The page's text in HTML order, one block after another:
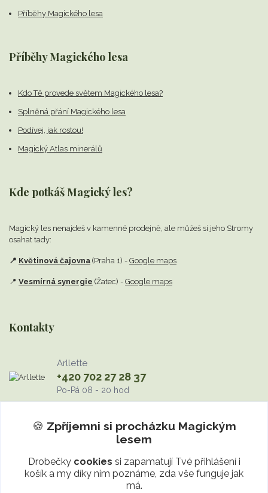
Příběhy Magického lesa
Příběhy Magického lesa
Kdo Tě provede světem Magického lesa?
Splněná přání Magického lesa
Podívej, jak rostou!
Magický Atlas minerálů
Kde potkáš Magický les?
Magický les nenajdeš v kamenné prodejně, ale můžeš si jeho Stromy
osahat tady:
📍 Květinová čajovna (Praha 1) - Google maps
📍 Vesmírná synergie (Žatec) - Google maps
Kontakty
Arllette
+420 702 27 28 37
Po-Pá 08 - 20 hod
info@MagickyLes.cz
🍪 Zpříjemni si procházku Magickým
lesem
Drobečky cookies si zapamatují Tvé přihlášení i
košík a my díky nim poznáme, zda vše funguje jak
má.